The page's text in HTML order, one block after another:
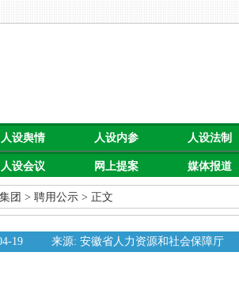
人设舆情 人设内参 人设法制
人设会议 网上提案 媒体报道
团 > 聘用公示 > 正文
19 来源: 安徽省人力资源和社会保障厅